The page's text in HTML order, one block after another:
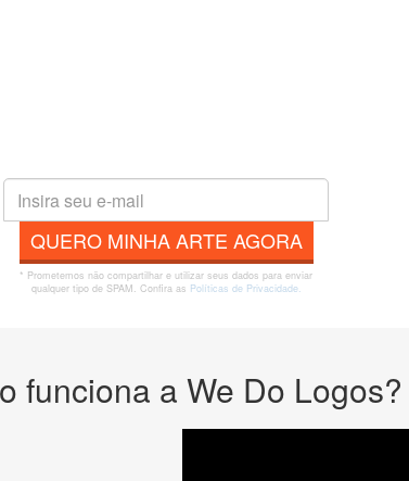
QUERO MINHA ARTE AGORA
* Prometemos não compartilhar e utilizar seus dados para enviar
qualquer tipo de SPAM. Confira as Políticas de Privacidade.
funciona a We Do Logos?